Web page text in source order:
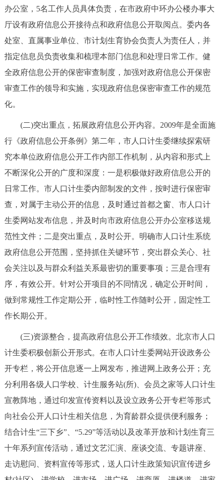
ITALIANO
回到顶部
办公室，5名工作人员具体负责，在市政府中环办公楼办事大
厅设有政府信息公开接待点和政府信息公开取阅点。委内各
处室、直属事业单位、市计划生育协会负责人为责任人，并
指定信息员负责收集和梳理本部门信息和处理日常工作。健
全政府信息公开的保密审查制度，加强对政府信息公开保密
审查工作的领导和实施，实现政府信息保密审查工作的规范
化。
(二)突出重点，拓展政府信息公开内容。2009年是全面施
行《政府信息公开条例》第二年，市人口计生委继续探索研
究本单位政府信息公开工作内部工作机制，从内容和形式上
不断深化公开的广度和深度：一是积极做好政府信息公开的
日常工作。市人口计生委内部制发的文件，按时进行保密审
查，对属于主动公开的信息，及时通过首都之窗、市人口计
生委网站发布信息，并及时向市政府信息公开办公室移送规
范性文件；二是突出重点，及时公开。明确市人口计生系统
政府信息公开范围，坚持抓住关键环节，突出群众关心、社
会关注以及与群众利益关系最密切的重要事项；三是合理有
序，有效公开。针对公开项目的不同情况，确定公开时间，
做到常规性工作定期公开，临时性工作随时公开，固定性工
作长期公开。
(三)资源整合，提高政府信息公开工作绩效。北京市人口
计生委积极创新公开形式。在市人口计生委网站开设政务公
开专栏，将公开信息逐一上网发布，推进网上政务公开；充
分利用各级人口学校、计生服务站(所)、会员之家等人口计生
宣教阵地，通过印发宣传资料以及设立政务公开专栏等形式
向社会公开人口计生相关信息，为育龄群众提供便利服务；
结合计生“三下乡”、“5.29”等活动以及改革开放和计划生育三
十年系列宣传活动，通过文艺汇演、座谈交流、专题讲座、
走访慰问、资料宣传等形式，送人口计生政策知识宣传进乡